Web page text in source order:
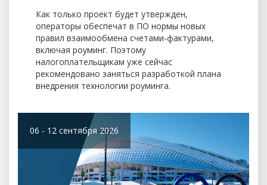
Как только проект будет утвержден,
операторы обеспечат в ПО нормы новых
правил взаимообмена счетами-фактурами,
включая роуминг. Поэтому
налогоплательщикам уже сейчас
рекомендовано заняться разработкой плана
внедрения технологии роуминга.
06 - 12 сентября 2026